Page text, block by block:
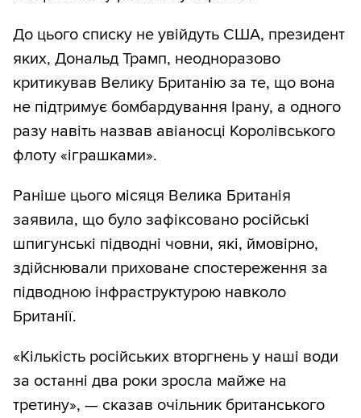
До цього списку не увійдуть США, президент
яких, Дональд Трамп, неодноразово
критикував Велику Британію за те, що вона
не підтримує бомбардування Ірану, а одного
разу навіть назвав авіаносці Королівського
флоту «іграшками».
Раніше цього місяця Велика Британія
заявила, що було зафіксовано російські
шпигунські підводні човни, які, ймовірно,
здійснювали приховане спостереження за
підводною інфраструктурою навколо
Британії.
«Кількість російських вторгнень у наші води
за останні два роки зросла майже на
третину», — сказав очільник британського